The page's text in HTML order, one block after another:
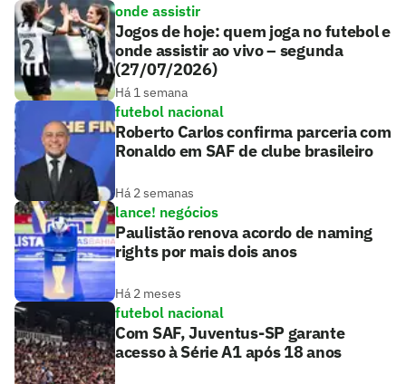
onde assistir
Jogos de hoje: quem joga no futebol e
onde assistir ao vivo – segunda
(27/07/2026)
Há 1 semana
futebol nacional
Roberto Carlos confirma parceria com
Ronaldo em SAF de clube brasileiro
Há 2 semanas
lance! negócios
Paulistão renova acordo de naming
rights por mais dois anos
Há 2 meses
futebol nacional
Com SAF, Juventus-SP garante
acesso à Série A1 após 18 anos